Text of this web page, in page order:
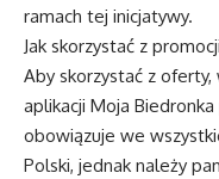
ramach tej inicjatywy.
Jak skorzystać z
Aby skorzystać z
aplikacji Moja
obowiązuje we
Polski, jednak należy